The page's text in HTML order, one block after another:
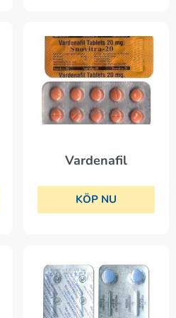
Vardenafil
KÖP NU